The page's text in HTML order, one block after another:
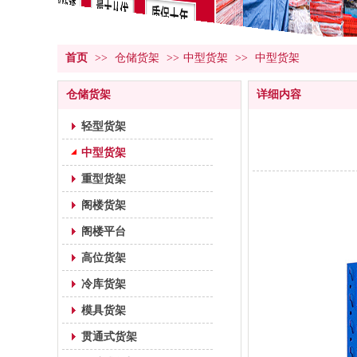
首页 >> 仓储货架 >> 中型货架 >> 中型货架
仓储货架
轻型货架
中型货架
重型货架
阁楼货架
阁楼平台
高位货架
冷库货架
模具货架
贯通式货架
详细内容